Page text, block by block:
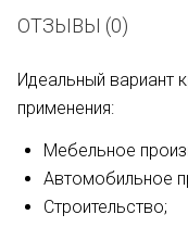
ОТЗЫВЫ (0)
Идеальный вариант
применения:
Мебельное
Автомобильное
Строительство;